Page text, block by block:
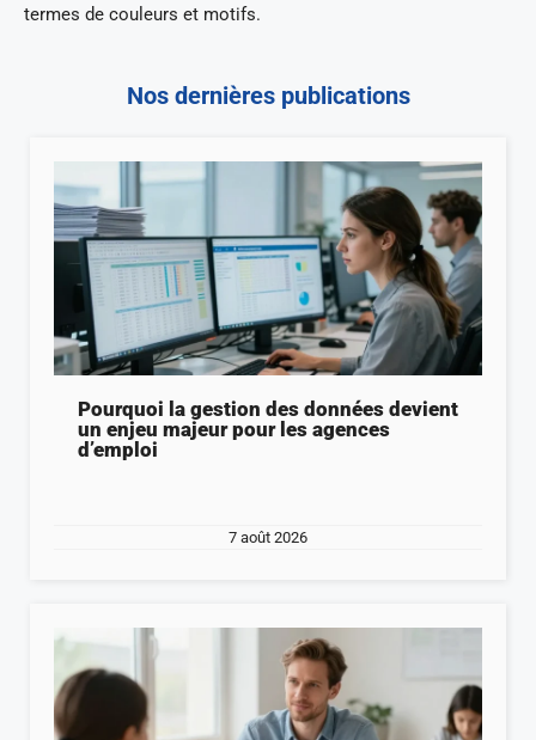
termes de couleurs et motifs.
Nos dernières publications
Pourquoi la gestion des données devient
un enjeu majeur pour les agences
d’emploi
7 août 2026